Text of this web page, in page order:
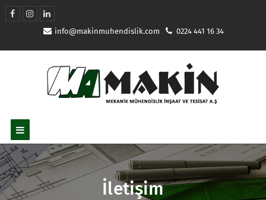
info@makinmuhendislik.com 0224 441 16 34
İletişim